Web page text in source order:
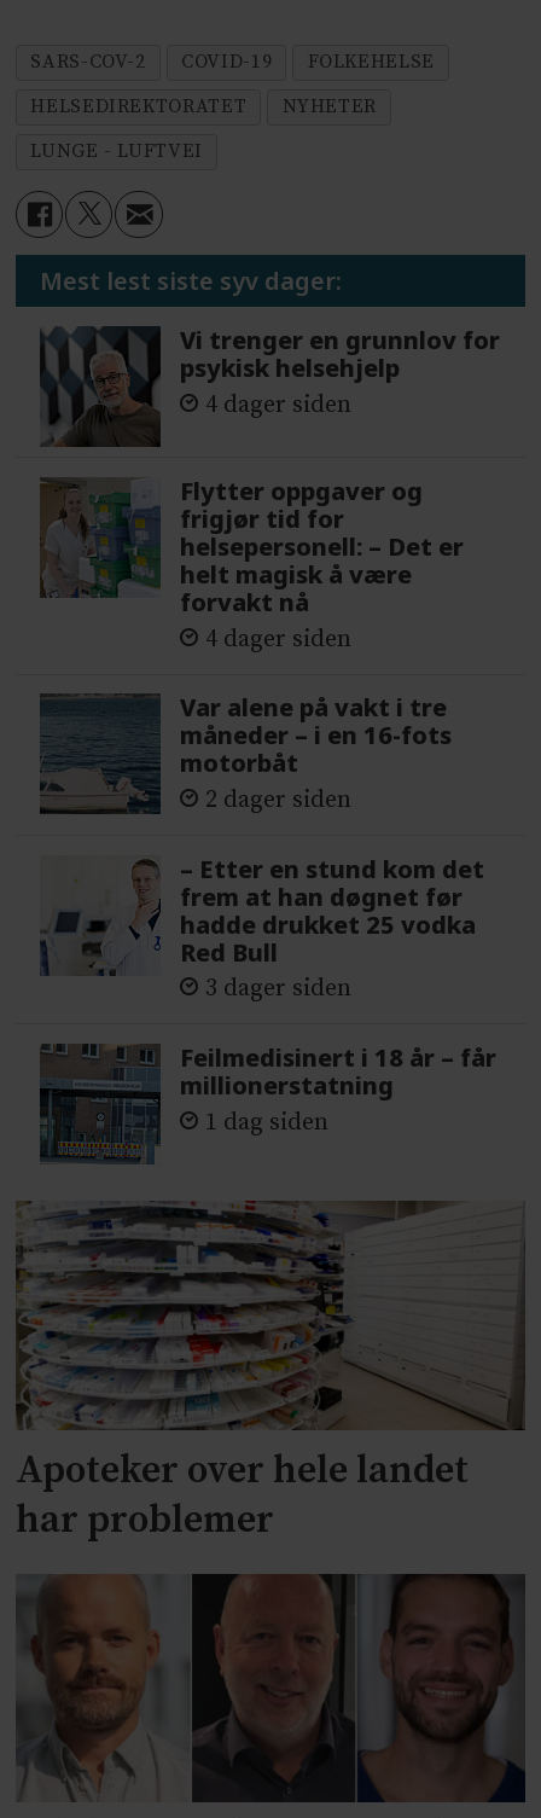
SARS-COV-2 COVID-19
FOLKEHELSE
HELSEDIREKTORATET
NYHETER
LUNGE - LUFTVEI
Mest lest siste syv dager:
Vi trenger en grunnlov for
psykisk helsehjelp
4 dager siden
Flytter oppgaver og
frigjør tid for
helsepersonell: – Det er
helt magisk å være
forvakt nå
4 dager siden
Var alene på vakt i tre
måneder – i en 16-fots
motorbåt
2 dager siden
– Etter en stund kom det
frem at han døgnet før
hadde drukket 25 vodka
Red Bull
3 dager siden
Feilmedisinert i 18 år – får
millionerstatning
1 dag siden
Apoteker over hele landet
har problemer